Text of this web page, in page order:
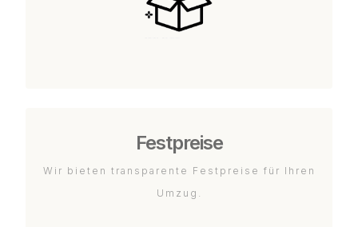
Festpreise
Wir bieten transparente Festpreise für Ihren
Umzug.